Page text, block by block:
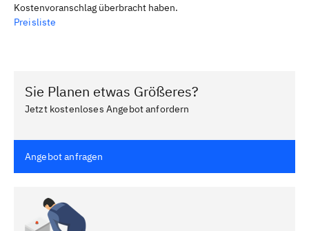
Kostenvoranschlag überbracht haben.
Preisliste
Sie Planen etwas Größeres?
Jetzt kostenloses Angebot anfordern
Angebot anfragen